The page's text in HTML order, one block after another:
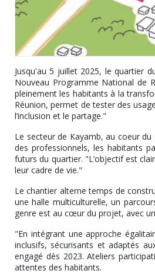
Jusqu'au 5 juillet 2025, le quartier
Nouveau Programme National de
pleinement les habitants à la
Réunion, permet de tester des
l’inclusion et le partage."
Le secteur de Kayamb, au coeur
des professionnels, les habitants
futurs du quartier. "L’objectif est
leur cadre de vie."
Le chantier alterne temps de
une halle multiculturelle, un
genre est au cœur du projet, avec
"En intégrant une approche
inclusifs, sécurisants et adaptés
engagé dès 2023. Ateliers
attentes des habitants.